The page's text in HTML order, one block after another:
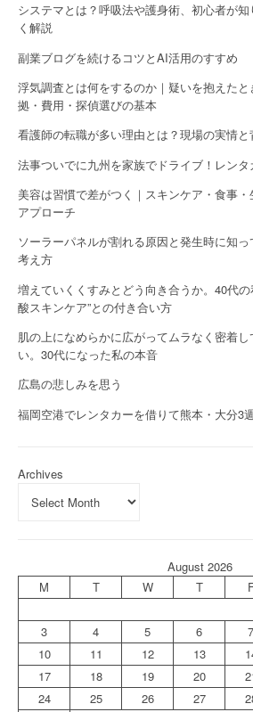
システマとは？呼吸法や護身術、初心者が
く解説
副業ブログを続けるコツとAI活用のすすめ
浮気調査とは何をするのか｜疑いを抱えた
拠・費用・探偵選びの基本
看護師の転職が多い理由とは？現場の実情と
法事ついでに九州を家族でドライブ！レン
美容は習慣で差がつく｜スキンケア・食事
アプローチ
ソーラーパネルが割れる原因と発生時に知
考え方
増えていくくすみとどう向き合うか。40代
酸スキンケア”との付き合い方
肌の上になめらかに広がってムラなく密着
い。30代になった私の本音
広島の悲しみを思う
福岡空港でレンタカーを借りて熊本・大分3
Archives
August 2026
M
T W T
3
4 5 6 7
10
11 12 13
17
18 19 20
24
25 26 27